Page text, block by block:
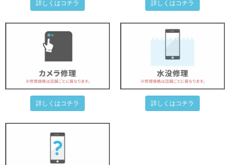
詳しくはコチラ 詳しくはコチラ
詳しくはコチラ 詳しくはコチラ